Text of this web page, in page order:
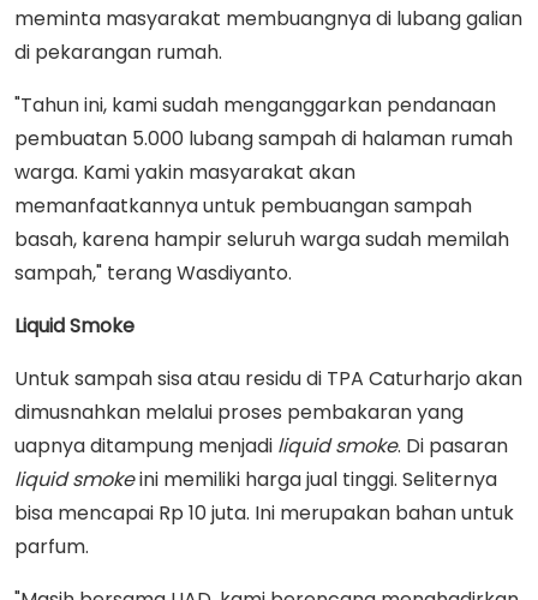
meminta masyarakat membuangnya di lubang galian
di pekarangan rumah.
"Tahun ini, kami sudah menganggarkan pendanaan
pembuatan 5.000 lubang sampah di halaman rumah
warga. Kami yakin masyarakat akan
memanfaatkannya untuk pembuangan sampah
basah, karena hampir seluruh warga sudah memilah
sampah," terang Wasdiyanto.
Liquid Smoke
Untuk sampah sisa atau residu di TPA Caturharjo akan
dimusnahkan melalui proses pembakaran yang
uapnya ditampung menjadi liquid smoke. Di pasaran
liquid smokeini memiliki harga jual tinggi. Seliternya
bisa mencapai Rp 10 juta. Ini merupakan bahan untuk
parfum.